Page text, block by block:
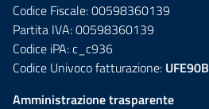
Codice Fiscale: 00598360139
Partita IVA: 00598360139
Codice iPA: c_c936
Codice Univoco fatturazione: UFE90B
Amministrazione trasparente